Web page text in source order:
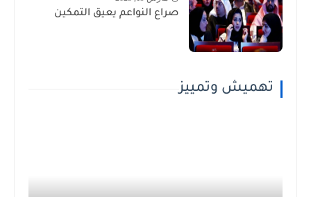
صراع النواعم يعيق التمكين
تهميش وتمييز